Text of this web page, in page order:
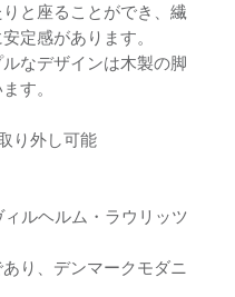
と座ることができ、繊
定感があります。
なデザインは木製の脚
す。
り外し可能
ルヘルム・ラウリッツ
り、デンマークモダニ